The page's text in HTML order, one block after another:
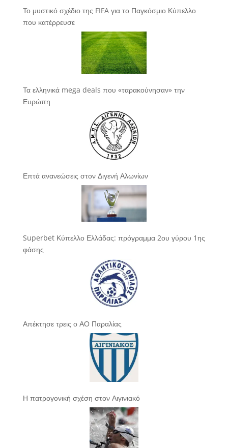
Το μυστικό σχέδιο της FIFA για το Παγκόσμιο Κύπελλο
που κατέρρευσε
Τα ελληνικά mega deals που «ταρακούνησαν» την
Ευρώπη
Επτά ανανεώσεις στον Διγενή Αλωνίων
Superbet Κύπελλο Ελλάδας: πρόγραμμα 2ου γύρου 1ης
φάσης
Απέκτησε τρεις ο ΑΟ Παραλίας
Η πατρογονική σχέση στον Αιγινιακό